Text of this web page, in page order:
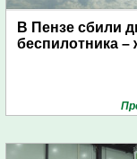
В Пензе сбили
беспилотника –